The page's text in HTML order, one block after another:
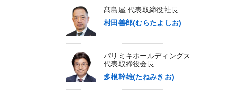
髙島屋 代表取締役社長
村田善郎(むらたよしお)
パリミキホールディングス
代表取締役会長
多根幹雄(たねみきお)